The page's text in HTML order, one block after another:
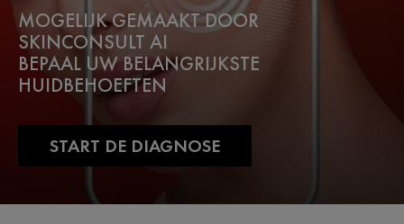
MOGELIJK GEMAAKT DOOR
SKINCONSULT AI
BEPAAL UW BELANGRIJKSTE
HUIDBEHOEFTEN
START DE DIAGNOSE